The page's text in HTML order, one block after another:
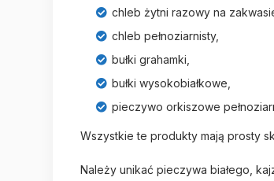
chleb żytni razowy na
chleb pełnoziarnisty,
bułki grahamki,
bułki wysokobiałkowe,
pieczywo orkiszowe
Wszystkie te produkty mają prosty
Należy unikać pieczywa białego,